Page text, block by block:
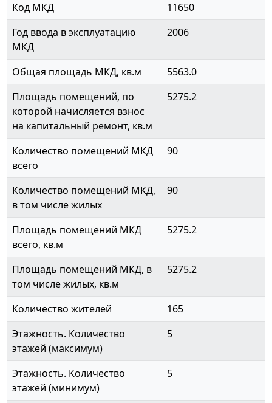
Код МКД
11650
Год ввода в эксплуатацию
МКД
2006
Общая площадь МКД, кв.м
5563.0
Площадь помещений, по
которой начисляется взнос
на капитальный ремонт, кв.м
5275.2
Количество помещений МКД
всего
90
Количество помещений МКД,
в том числе жилых
90
Площадь помещений МКД
всего, кв.м
5275.2
Площадь помещений МКД, в
том числе жилых, кв.м
5275.2
Количество жителей
165
Этажность. Количество
этажей (максимум)
5
Этажность. Количество
этажей (минимум)
5